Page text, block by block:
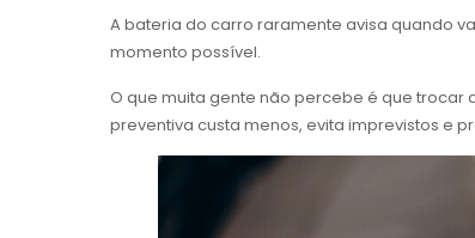
A bateria do carro raramente avisa quando
momento possível.
O que muita gente não percebe é que trocar
preventiva custa menos, evita imprevistos e